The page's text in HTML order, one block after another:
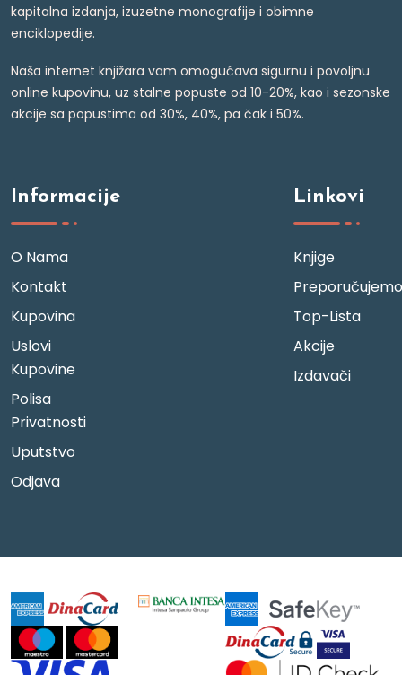
kapitalna izdanja, izuzetne monografije i obimne
enciklopedije.
Naša internet knjižara vam omogućava sigurnu i povoljnu
online kupovinu, uz stalne popuste od 10-20%, kao i sezonske
akcije sa popustima od 30%, 40%, pa čak i 50%.
Informacije
O Nama
Kontakt
Kupovina
Uslovi
Kupovine
Polisa
Privatnosti
Uputstvo
Odjava
Linkovi
Knjige
Preporučujemo
Top-Lista
Akcije
Izdavači